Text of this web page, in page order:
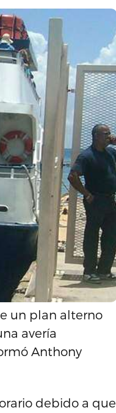
un plan alterno
avería
Anthony
debido a que